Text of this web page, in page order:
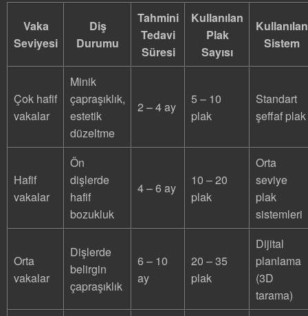
Vaka
Seviyesi
Diş
Durumu
Tahmini
Tedavi
Süresi
Kullanılan
Plak
Sayısı
Kullanılan
Sistem
Çok hafif
vakalar
Minik
çapraşıklık,
estetik
düzeltme
2 – 4 ay
5 – 10
plak
Standart
şeffaf plak
Hafif
vakalar
Ön
dişlerde
hafif
bozukluk
4 – 6 ay
10 – 20
plak
Orta
seviye
plak
sistemleri
Orta
vakalar
Dişlerde
belirgin
çapraşıklık
6 – 10
ay
20 – 35
plak
Dijital
planlama
(3D
tarama)